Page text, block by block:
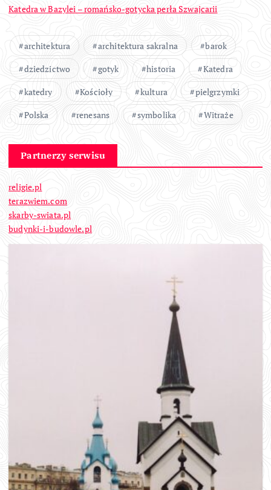
Katedra w Bazylei – romańsko-gotycka perła Szwajcarii
architektura architektura sakralna
barok
dziedzictwo
gotyk historia
Katedra
katedry
Kościoły kultura
pielgrzymki
Polska
renesans symbolika Witraże
Partnerzy serwisu
religie.pl
terazwiem.com
skarby-swiata.pl
budynki-i-budowle.pl